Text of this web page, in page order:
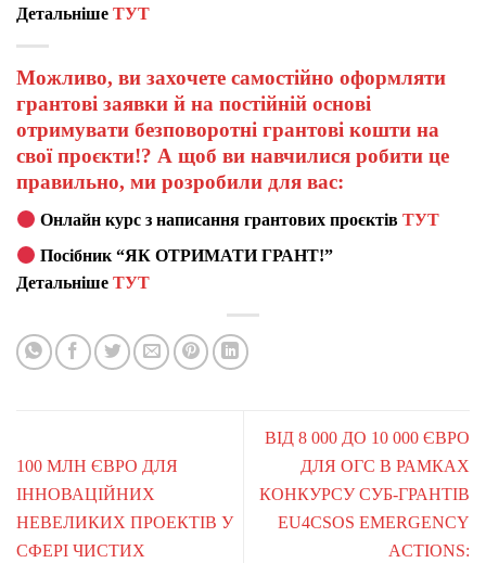
Детальніше ТУТ
Можливо, ви захочете самостійно оформляти
грантові заявки й на постійній основі
отримувати безповоротні грантові кошти на
свої проєкти!? А щоб ви навчилися робити це
правильно, ми розробили для вас:
Онлайн курс з написання грантових проєктівТУТ
Посібник “ЯК ОТРИМАТИ ГРАНТ!”
Детальніше ТУТ
100 МЛН ЄВРО ДЛЯ
ІННОВАЦІЙНИХ
НЕВЕЛИКИХ ПРОЕКТІВ У
СФЕРІ ЧИСТИХ
ВІД 8 000 ДО 10 000 ЄВРО
ДЛЯ ОГС В РАМКАХ
КОНКУРСУ СУБ-ГРАНТІВ
EU4CSOS EMERGENCY
ACTIONS: